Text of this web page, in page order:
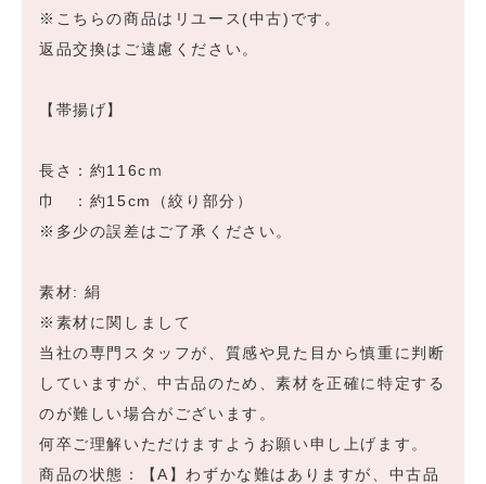
※こちらの商品はリユース(中古)です。
返品交換はご遠慮ください。
【帯揚げ】
長さ：約116cｍ
巾 ：約15cm（絞り部分）
※多少の誤差はご了承ください。
素材: 絹
※素材に関しまして
当社の専門スタッフが、質感や見た目から慎重に判断
していますが、中古品のため、素材を正確に特定する
のが難しい場合がございます。
何卒ご理解いただけますようお願い申し上げます。
商品の状態：【A】わずかな難はありますが、中古品